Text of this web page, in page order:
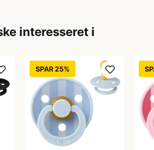
interesseret i
SPAR 25%